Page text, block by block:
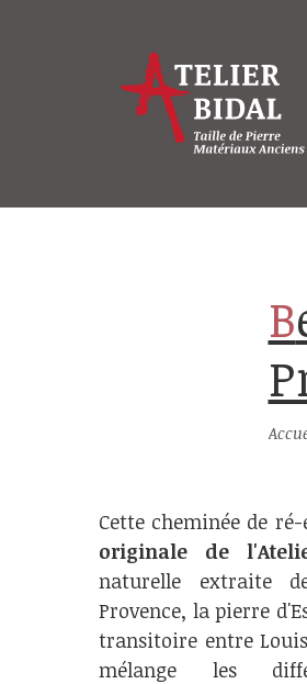
Belle cheminée en pierre blanche de
Cette cheminée de
originale de
naturelle extraite
Provence, la pierre
transitoire entre
mélange les